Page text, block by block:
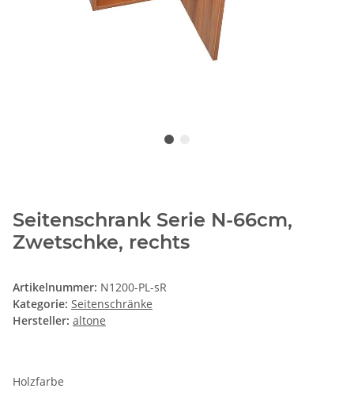
Seitenschrank Serie N-66cm,
Zwetschke, rechts
Artikelnummer: N1200-PL-sR
Kategorie: Seitenschränke
Hersteller: altone
Holzfarbe